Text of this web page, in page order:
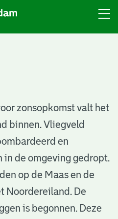
Menu
Open
zonsopkomst valt het
binnen. Vliegveld
en
de omgeving gedropt.
op de Maas en de
Noordereiland. De
is begonnen. Deze